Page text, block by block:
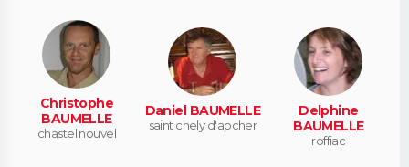
Christophe
BAUMELLE
chastel nouvel
Daniel BAUMELLE
saint chely d'apcher
Delphine
BAUMELLE
roffiac